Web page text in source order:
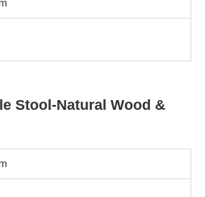
Stool-Natural Wood &